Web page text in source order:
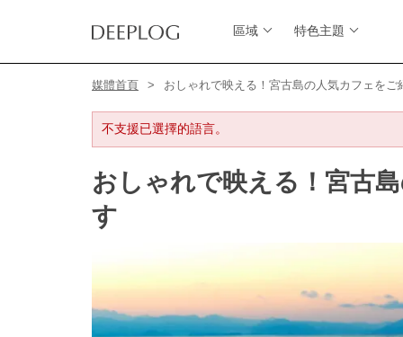
區域 特色主題
媒體首頁 おしゃれで映える！宮古島の人気カフェをご
不支援已選擇的語言。
おしゃれで映える！宮古
す